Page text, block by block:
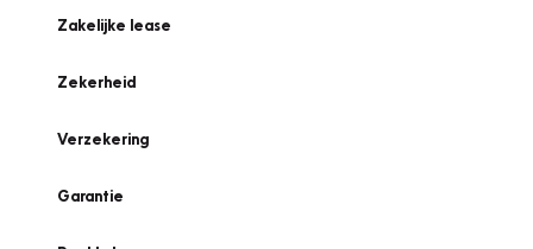
Zakelijke lease
Zekerheid
Verzekering
Garantie